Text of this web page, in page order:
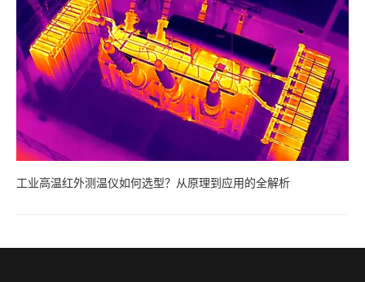
工业高温红外测温仪如何选型？从原理到应用的全解析